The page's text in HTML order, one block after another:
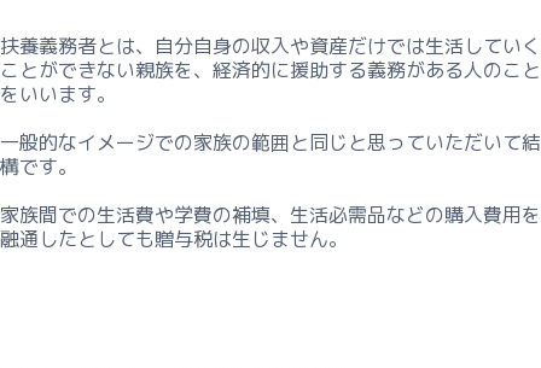
扶養義務者とは、自分自身の収入や資産だけでは生活していく
ことができない親族を、経済的に援助する義務がある人のこと
をいいます。
一般的なイメージでの家族の範囲と同じと思っていただいて結
構です。
家族間での生活費や学費の補填、生活必需品などの購入費用を
融通したとしても贈与税は生じません。